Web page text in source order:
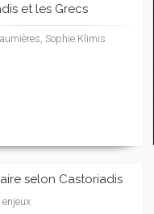
et les Grecs
Sophie Klimis
selon Castoriadis